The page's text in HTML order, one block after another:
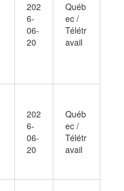
202
6-
06-
20
Québ
ec /
Télétr
avail
202
6-
06-
20
Québ
ec /
Télétr
avail